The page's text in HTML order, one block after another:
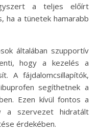
a teljes előírt
ha a tünetek hamarabb
általában szupportív
hogy a kezelés a
A fájdalomcsillapítók,
segíthetnek a
Ezen kívül fontos a
a szervezet hidratált
érdekében.